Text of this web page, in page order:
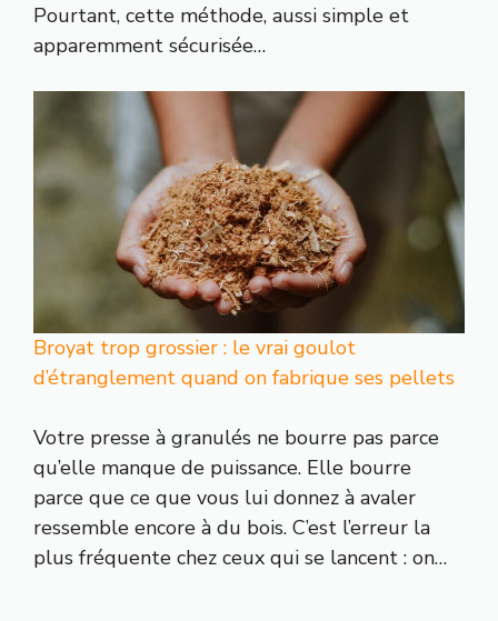
Pourtant, cette méthode, aussi simple et
apparemment sécurisée…
Broyat trop grossier : le vrai goulot
d’étranglement quand on fabrique ses pellets
Votre presse à granulés ne bourre pas parce
qu’elle manque de puissance. Elle bourre
parce que ce que vous lui donnez à avaler
ressemble encore à du bois. C’est l’erreur la
plus fréquente chez ceux qui se lancent : on…